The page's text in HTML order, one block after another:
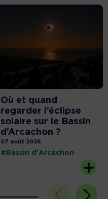
Où et quand
regarder l’éclipse
solaire sur le Bassin
d’Arcachon ?
07 août 2026
#Bassin d'Arcachon